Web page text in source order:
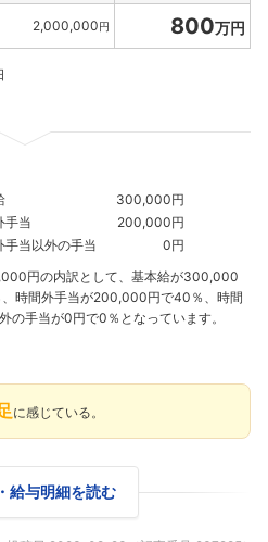
2,000,000円 800万円
300,000円
手当
200,000円
手当以外の手当
0円
円の内訳として、基本給が300,000
時間外手当が200,000円で40％、時間
の手当が0円で0％となっています。
に感じている。
給与明細を読む